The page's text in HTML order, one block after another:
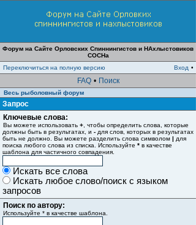
Форум на Сайте Орловских Спиннингистов и НАхлыстовиков
СОСНа
Переключиться на полную версию
Вход •
FAQ • Поиск
Весь рыболовный форум
Запрос
Ключевые слова:
Вы можете использовать + , чтобы определить слова, которые
должны быть в результатах, и - для слов, которых в результатах
быть не должно. Вы можете разделить слова символом | для
поиска любого слова из списка. Используйте * в качестве
шаблона для частичного совпадения.
Искать все слова
Искать любое слово/поиск с языком
запросов
Поиск по автору:
Используйте * в качестве шаблона.